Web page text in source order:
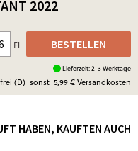
2022
(D) sonst 5,99 €Versandkosten
Fl BESTELLEN
Lieferzeit: 2-3 Werktage
HABEN, KAUFTEN AUCH